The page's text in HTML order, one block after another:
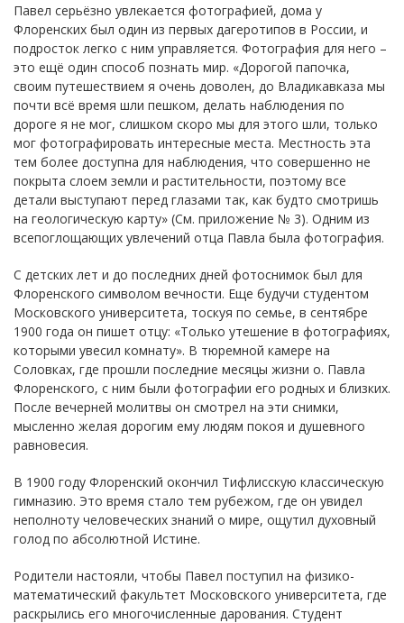
Павел серьёзно увлекается фотографией, дома у
Флоренских был один из первых дагеротипов в России, и
подросток легко с ним управляется. Фотография для него –
это ещё один способ познать мир. «Дорогой папочка,
своим путешествием я очень доволен, до Владикавказа мы
почти всё время шли пешком, делать наблюдения по
дороге я не мог, слишком скоро мы для этого шли, только
мог фотографировать интересные места. Местность эта
тем более доступна для наблюдения, что совершенно не
покрыта слоем земли и растительности, поэтому все
детали выступают перед глазами так, как будто смотришь
на геологическую карту» (См. приложение № 3). Одним из
всепоглощающих увлечений отца Павла была фотография.
С детских лет и до последних дней фотоснимок был для
Флоренского символом вечности. Еще будучи студентом
Московского университета, тоскуя по семье, в сентябре
1900 года он пишет отцу: «Только утешение в фотографиях,
которыми увесил комнату». В тюремной камере на
Соловках, где прошли последние месяцы жизни о. Павла
Флоренского, с ним были фотографии его родных и близких.
После вечерней молитвы он смотрел на эти снимки,
мысленно желая дорогим ему людям покоя и душевного
равновесия.
В 1900 году Флоренский окончил Тифлисскую классическую
гимназию. Это время стало тем рубежом, где он увидел
неполноту человеческих знаний о мире, ощутил духовный
голод по абсолютной Истине.
Родители настояли, чтобы Павел поступил на физико-
математический факультет Московского университета, где
раскрылись его многочисленные дарования. Студент